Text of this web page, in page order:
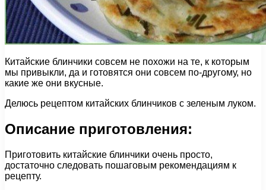
Китайские блинчики совсем не похожи на те, к которым
мы привыкли, да и готовятся они совсем по-другому, но
какие же они вкусные.
Делюсь рецептом китайских блинчиков с зеленым луком.
Описание приготовления:
Приготовить китайские блинчики очень просто,
достаточно следовать пошаговым рекомендациям к
рецепту.